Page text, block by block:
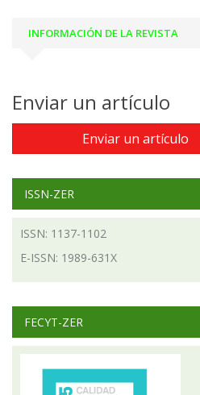
INFORMACIÓN DE LA REVISTA
Enviar un artículo
Enviar un artículo
ISSN-ZER
ISSN: 1137-1102
E-ISSN: 1989-631X
FECYT-ZER